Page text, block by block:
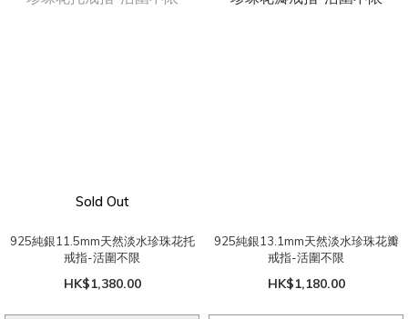
Sold Out
925純銀11.5mm天然淡水珍珠花托
戒指-活圍不限
HK$1,380.00
925純銀13.1mm天然淡水珍珠花瓣
戒指-活圍不限
HK$1,180.00